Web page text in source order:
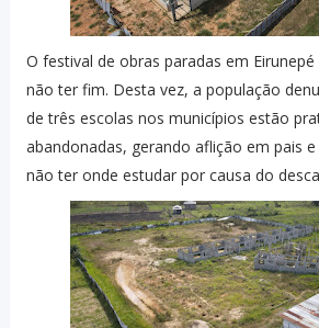
O festival de obras paradas em
não ter fim. Desta vez, a população
de três escolas nos municípios estão
abandonadas, gerando aflição em pais
não ter onde estudar por causa do